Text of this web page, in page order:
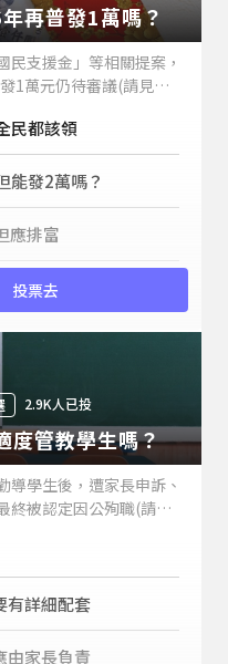
再普發1萬嗎？
民支援金」等相關提案，
1萬元仍待審議(請見下
民都該領
能發2萬嗎？
應排富
投票去
2.9K人已投
度管教學生嗎？
導學生後，遭家長申訴、
終被認定因公殉職(請見
教學生嗎？
有詳細配套
由家長負責